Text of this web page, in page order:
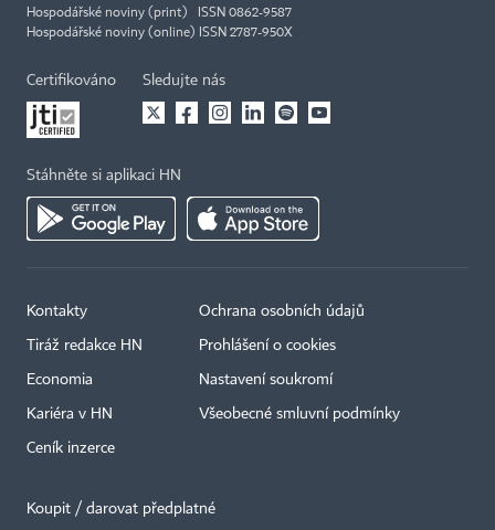
Hospodářské noviny (print) ISSN 0862-9587
Hospodářské noviny (online) ISSN 2787-950X
Certifikováno Sledujte nás
Stáhněte si aplikaci HN
Kontakty
Tiráž redakce HN
Economia
Kariéra v HN
Ceník inzerce
Ochrana osobních údajů
Prohlášení o cookies
Nastavení soukromí
Všeobecné smluvní podmínky
Koupit / darovat předplatné